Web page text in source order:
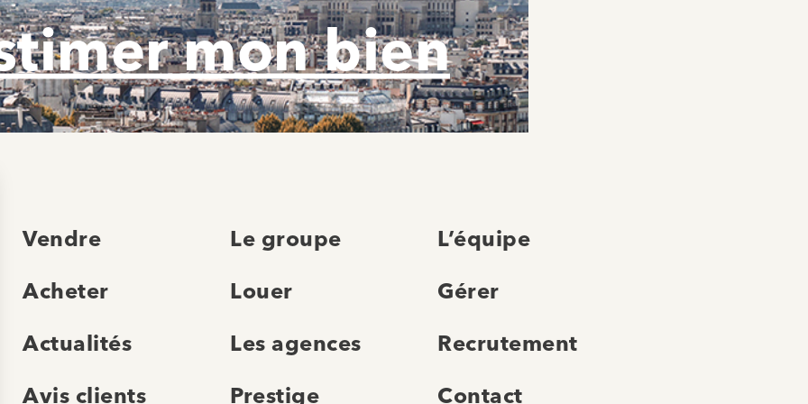
mon bien
Vendre Le groupe L’équipe
Acheter Louer Gérer
Actualités Les agences Recrutement
Avis clients Prestige Contact